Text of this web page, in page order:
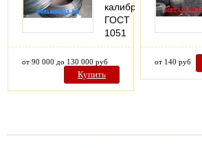
калиброванный
ГОСТ
1051
от 90 000 до 130 000 руб
Купить
от 140 руб